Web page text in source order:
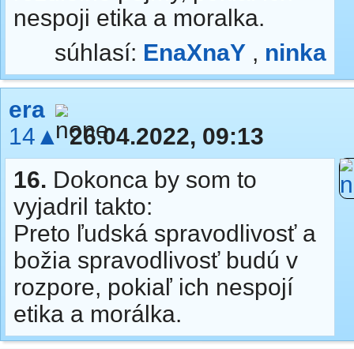
nespoji etika a moralka.
súhlasí: EnaXnaY , ninka
era
14▲ 26.04.2022, 09:13
16. Dokonca by som to
vyjadril takto:
Preto ľudská spravodlivosť a
božia spravodlivosť budú v
rozpore, pokiaľ ich nespojí
etika a morálka.